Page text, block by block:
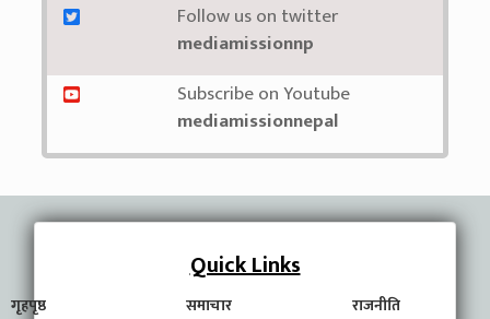
Follow us on twitter
mediamissionnp
Subscribe on Youtube
mediamissionnepal
Quick Links
गृहपृष्ठ समाचार
राजनीति